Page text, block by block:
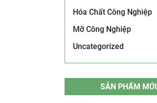
Hóa Chất Công Nghiệp
Mỡ Công Nghiệp
Uncategorized
SẢN PHẨM MỚI